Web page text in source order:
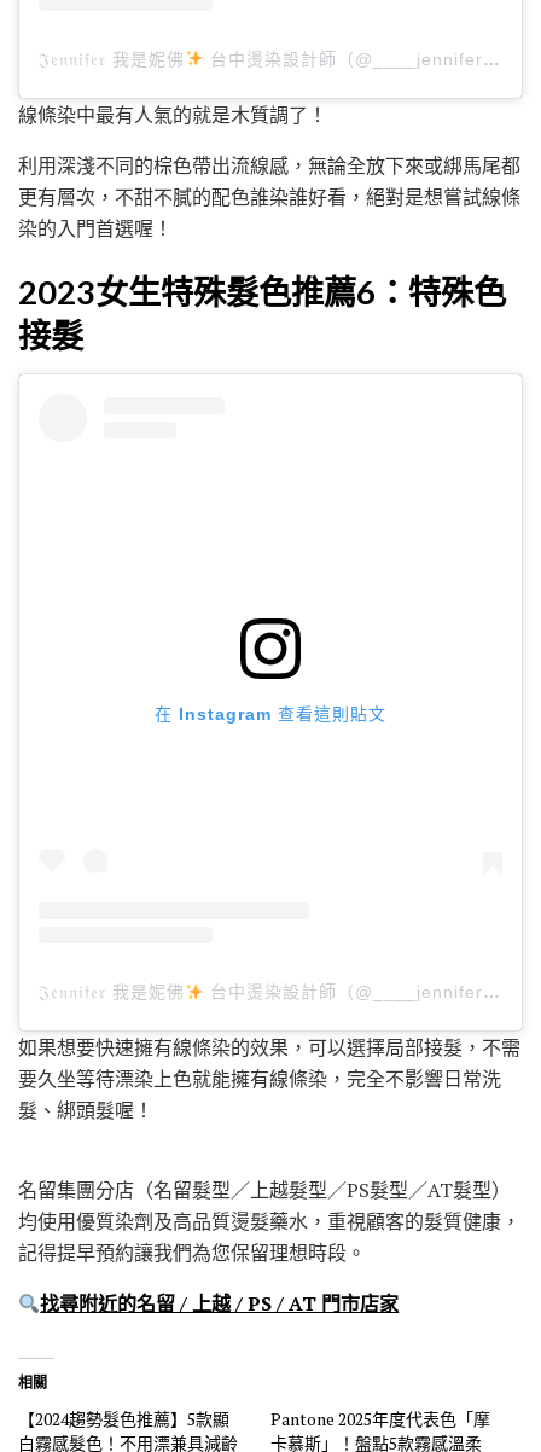
𝔍𝔢𝔫𝔫𝔦𝔣𝔢𝔯 我是妮佛 台中燙染設計師（@____jennifer____h）分享的貼文
線條染中最有人氣的就是木質調了！
利用深淺不同的棕色帶出流線感，無論全放下來或綁馬尾都
更有層次，不甜不膩的配色誰染誰好看，絕對是想嘗試線條
染的入門首選喔！
2023女生特殊髮色推薦6：特殊色
接髮
在 Instagram 查看這則貼文
𝔍𝔢𝔫𝔫𝔦𝔣𝔢𝔯 我是妮佛 台中燙染設計師（@____jennifer____h）分享的貼文
如果想要快速擁有線條染的效果，可以選擇局部接髮，不需
要久坐等待漂染上色就能擁有線條染，完全不影響日常洗
髮、綁頭髮喔！
名留集團分店（名留髮型／上越髮型／PS髮型／AT髮型）
均使用優質染劑及高品質燙髮藥水，重視顧客的髮質健康，
記得提早預約讓我們為您保留理想時段。
找尋附近的名留 / 上越 / PS / AT 門市店家
相關
【2024趨勢髮色推薦】5款顯
白霧感髮色！不用漂兼具減齡
Pantone 2025年度代表色「摩
卡慕斯」！盤點5款霧感溫柔